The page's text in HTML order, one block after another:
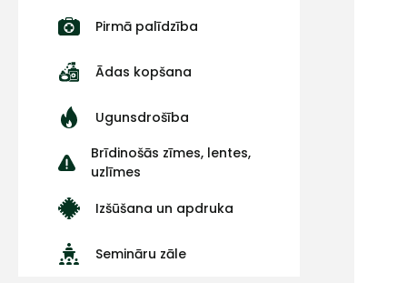
Pirmā palīdzība
Ādas kopšana
Ugunsdrošība
Brīdinošās zīmes, lentes,
uzlīmes
Izšūšana un apdruka
Semināru zāle